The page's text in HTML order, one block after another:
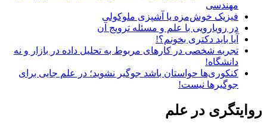
مهندسی
فیزیک خوش‌مزه یا آشپزی ملوکولی
در رویارویی با علم و مسئله ترویج آن
آیا باید دکتری بخونم؟!
تجربه شخصی در کارهای مربوط به تحلیل داده در بازار و نه
دانشگاه!
کنکوری‌ها حواستان باشد جوگیر نشوید؛ در علم جایی برای
جوگیرها نیست!
روایتگری در علم